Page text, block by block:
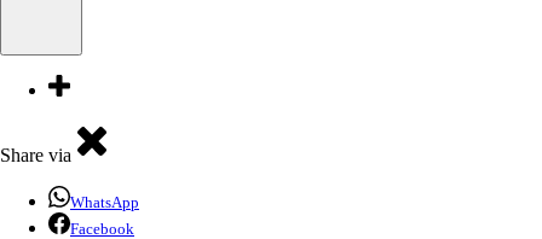
Share via
WhatsApp
Facebook